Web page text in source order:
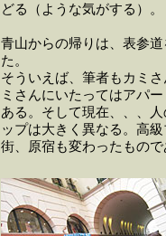
どる（ような気がする）。
青山からの帰りは、表参
た。
そういえば、筆者もカミ
ミさんにいたってはアパ
ある。そして現在、、、
ップは大きく異なる。高
街、原宿も変わったもの